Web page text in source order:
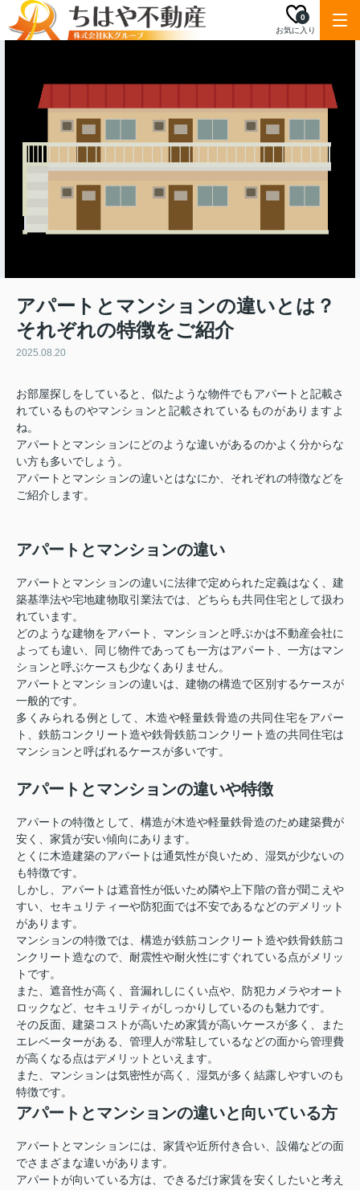
お気に入り
0
アパートとマンションの違いとは？
それぞれの特徴をご紹介
2025.08.20
お部屋探しをしていると、似たような物件でもアパートと記載さ
れているものやマンションと記載されているものがありますよ
ね。
アパートとマンションにどのような違いがあるのかよく分からな
い方も多いでしょう。
アパートとマンションの違いとはなにか、それぞれの特徴などを
ご紹介します。
アパートとマンションの違い
アパートとマンションの違いに法律で定められた定義はなく、建
築基準法や宅地建物取引業法では、どちらも共同住宅として扱わ
れています。
どのような建物をアパート、マンションと呼ぶかは不動産会社に
よっても違い、同じ物件であっても一方はアパート、一方はマン
ションと呼ぶケースも少なくありません。
アパートとマンションの違いは、建物の構造で区別するケースが
一般的です。
多くみられる例として、木造や軽量鉄骨造の共同住宅をアパー
ト、鉄筋コンクリート造や鉄骨鉄筋コンクリート造の共同住宅は
マンションと呼ばれるケースが多いです。
アパートとマンションの違いや特徴
アパートの特徴として、構造が木造や軽量鉄骨造のため建築費が
安く、家賃が安い傾向にあります。
とくに木造建築のアパートは通気性が良いため、湿気が少ないの
も特徴です。
しかし、アパートは遮音性が低いため隣や上下階の音が聞こえや
すい、セキュリティーや防犯面では不安であるなどのデメリット
があります。
マンションの特徴では、構造が鉄筋コンクリート造や鉄骨鉄筋コ
ンクリート造なので、耐震性や耐火性にすぐれている点がメリッ
トです。
また、遮音性が高く、音漏れしにくい点や、防犯カメラやオート
ロックなど、セキュリティがしっかりしているのも魅力です。
その反面、建築コストが高いため家賃が高いケースが多く、また
エレベーターがある、管理人が常駐しているなどの面から管理費
が高くなる点はデメリットといえます。
また、マンションは気密性が高く、湿気が多く結露しやすいのも
特徴です。
アパートとマンションの違いと向いている方
アパートとマンションには、家賃や近所付き合い、設備などの面
でさまざまな違いがあります。
アパートが向いている方は、できるだけ家賃を安くしたいと考え